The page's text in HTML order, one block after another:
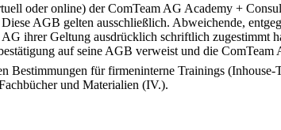
oder online) der ComTeam AG Academy +
AGB gelten ausschließlich. Abweichende,
ihrer Geltung ausdrücklich schriftlich zugestimmt
auf seine AGB verweist und die
Bestimmungen für firmeninterne Trainings
und Materialien (IV.).